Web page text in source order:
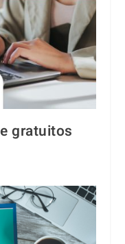
gratuitos